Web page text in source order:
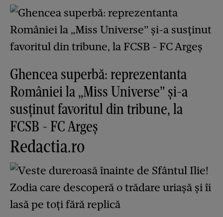
Ghencea superbă: reprezentanta
României la „Miss Universe” și-a
susținut favoritul din tribune, la
FCSB - FC Argeș
Redactia.ro